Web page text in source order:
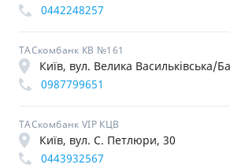
0442248257
ТАСкомбанк КВ №161
Київ, вул. Велика Васильківська/
0987799651
ТАСкомбанк VIP КЦВ
Київ, вул. С. Петлюри, 30
0443932567